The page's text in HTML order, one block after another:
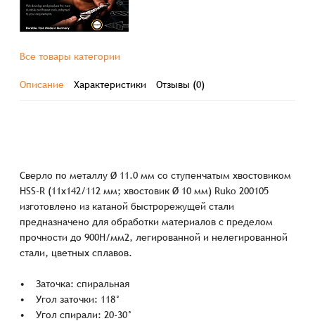
Все товары категории
Описание Характеристики Отзывы (0)
Сверло по металлу Ø 11.0 мм со ступенчатым хвостовиком
HSS-R (11x142/112 мм; хвостовик Ø 10 мм) Ruko 200105
изготовлено из катаной быстрорежущей стали
предназначено для обработки материалов с пределом
прочности до 900Н/мм2, легированной и нелегированной
стали, цветных сплавов.
• Заточка: спиральная
• Угол заточки: 118°
• Угол спирали: 20-30°